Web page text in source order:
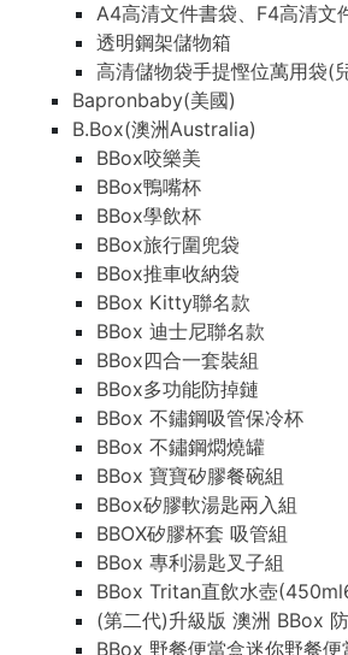
A4高清文件書袋、F4高清文
透明鋼架儲物箱
高清儲物袋手提慳位萬用袋(
Bapronbaby(美國)
B.Box(澳洲Australia)
BBox咬樂美
BBox鴨嘴杯
BBox學飲杯
BBox旅行圍兜袋
BBox推車收納袋
BBox Kitty聯名款
BBox 迪士尼聯名款
BBox四合一套裝組
BBox多功能防掉鏈
BBox 不鏽鋼吸管保冷杯
BBox 不鏽鋼燜燒罐
BBox 寶寶矽膠餐碗組
BBox矽膠軟湯匙兩入組
BBOX矽膠杯套 吸管組
BBox 專利湯匙叉子組
BBox Tritan直飲水壺
(第二代)升級版 澳洲 BBox
BBox 野餐便當盒迷你野餐便